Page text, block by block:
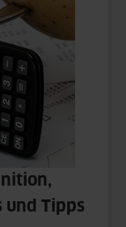
und Tipps